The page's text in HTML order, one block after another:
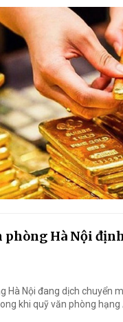
Hà Nội
Hà Nội đang dịch chuyển
khi quỹ văn phòng